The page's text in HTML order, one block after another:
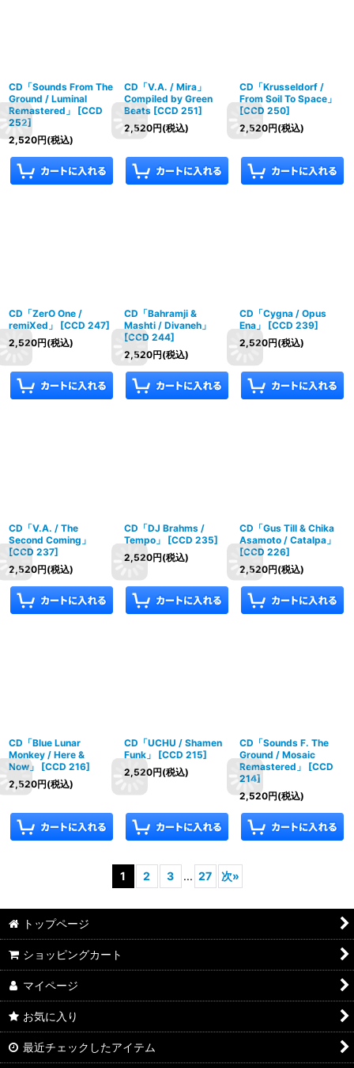
CD「Sounds From The
Ground / Luminal
Remastered」
[CCD
252]
2,520円(税込)
CD「V.A. / Mira」
Compiled by Green
Beats [CCD 251]
2,520円(税込)
CD「Krusseldorf /
From Soil To Space」
[CCD 250]
2,520円(税込)
CD「ZerO One /
remiXed」
[CCD 247]
2,520円(税込)
CD「Bahramji &
Mashti / Divaneh」
[CCD 244]
2,520円(税込)
CD「Cygna / Opus
Ena」
[CCD 239]
2,520円(税込)
CD「V.A. / The
Second Coming」
[CCD 237]
2,520円(税込)
CD「DJ Brahms /
Tempo」
[CCD 235]
2,520円(税込)
CD「Gus Till & Chika
Asamoto / Catalpa」
[CCD 226]
2,520円(税込)
CD「Blue Lunar
Monkey / Here &
Now」
[CCD 216]
2,520円(税込)
CD「UCHU / Shamen
Funk」
[CCD 215]
2,520円(税込)
CD「Sounds F. The
Ground / Mosaic
Remastered」
[CCD
214]
2,520円(税込)
1 2 3 ... 27 次»
トップページ
ショッピングカート
マイページ
お気に入り
最近チェックしたアイテム